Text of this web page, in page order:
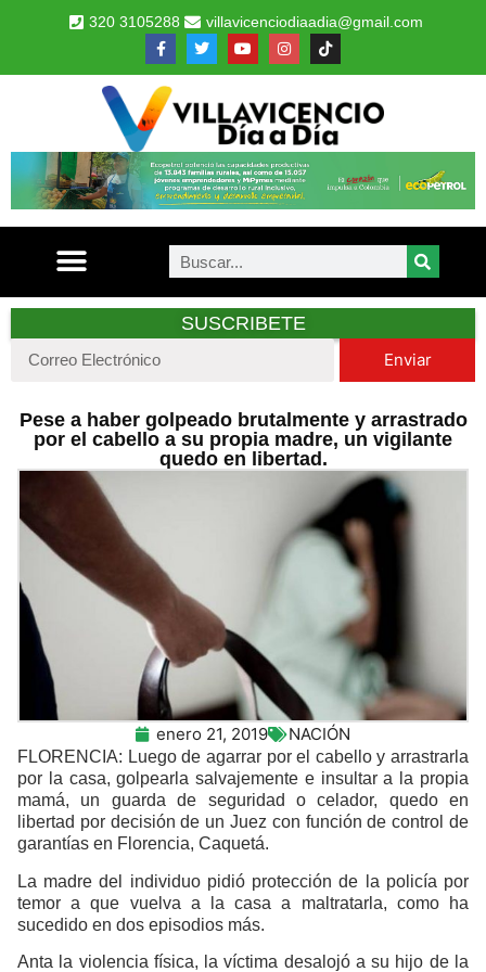
320 3105288 villavicenciodiaadia@gmail.com
SUSCRIBETE
Enviar
Pese a haber golpeado brutalmente y arrastrado
por el cabello a su propia madre, un vigilante
quedo en libertad.
enero 21, 2019 NACIÓN
FLORENCIA: Luego de agarrar por el cabello y arrastrarla
por la casa, golpearla salvajemente e insultar a la propia
mamá, un guarda de seguridad o celador, quedo en
libertad por decisión de un Juez con función de control de
garantías en Florencia, Caquetá.
La madre del individuo pidió protección de la policía por
temor a que vuelva a la casa a maltratarla, como ha
sucedido en dos episodios más.
Anta la violencia física, la víctima desalojó a su hijo de la